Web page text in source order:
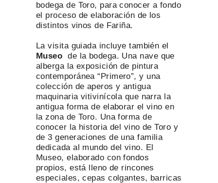
bodega de Toro, para conocer a fondo
el proceso de elaboración de los
distintos vinos de Fariña.
La visita guiada incluye también el
Museo
de la bodega. Una nave que
alberga la exposición de pintura
contemporánea “Primero”, y una
colección de aperos y antigua
maquinaria vitivinícola que narra la
antigua forma de elaborar el vino en
la zona de Toro. Una forma de
conocer la historia del vino de Toro y
de 3 generaciones de una familia
dedicada al mundo del vino. El
Museo, elaborado con fondos
propios, está lleno de rincones
especiales, cepas colgantes, barricas